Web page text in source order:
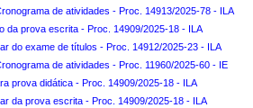
de atividades - Proc. 14913/2025-78 - ILA
da prova escrita - Proc. 14909/2025-18 - ILA
do exame de títulos - Proc. 14912/2025-23 - ILA
de atividades - Proc. 11960/2025-60 - IE
prova didática - Proc. 14909/2025-18 - ILA
da prova escrita - Proc. 14909/2025-18 - ILA